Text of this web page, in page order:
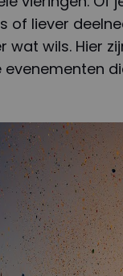
of liever
wat wils. Hier